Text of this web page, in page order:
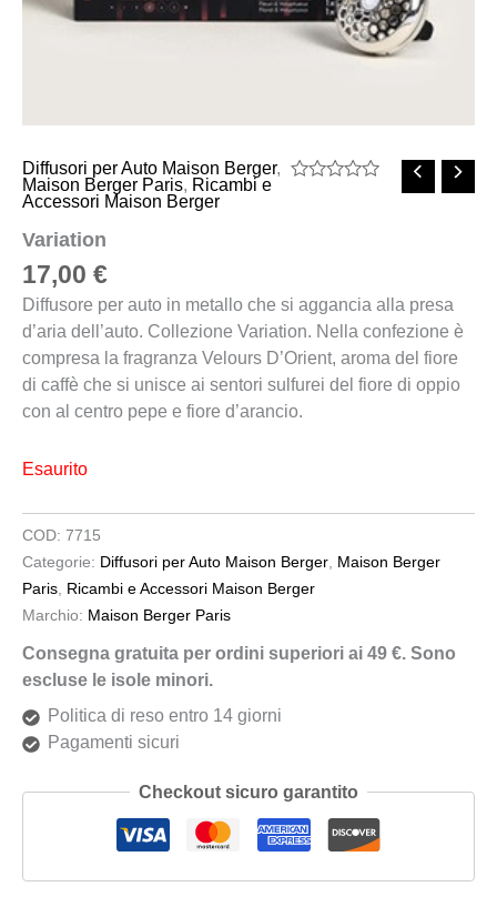
Diffusori per Auto Maison Berger,
Maison Berger Paris, Ricambi e
Accessori Maison Berger
Variation
17,00 €
Diffusore per auto in metallo che si aggancia alla presa
d’aria dell’auto. Collezione Variation. Nella confezione è
compresa la fragranza Velours D’Orient, aroma del fiore
di caffè che si unisce ai sentori sulfurei del fiore di oppio
con al centro pepe e fiore d’arancio.
Esaurito
COD: 7715
Categorie: Diffusori per Auto Maison Berger Maison Berger
Paris Ricambi e Accessori Maison Berger
Marchio: Maison Berger Paris
Consegna gratuita per ordini superiori ai 49 €. Sono
escluse le isole minori.
Politica di reso entro 14 giorni
Pagamenti sicuri
Checkout sicuro garantito